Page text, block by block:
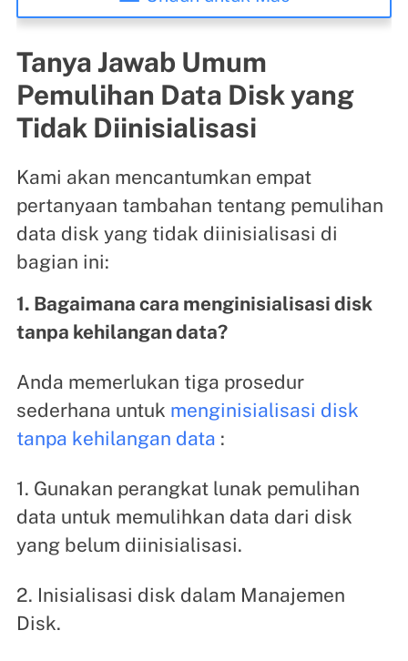
Tanya Jawab Umum
Pemulihan Data Disk yang
Tidak Diinisialisasi
Kami akan mencantumkan empat
pertanyaan tambahan tentang pemulihan
data disk yang tidak diinisialisasi di
bagian ini:
1. Bagaimana cara menginisialisasi disk
tanpa kehilangan data?
Anda memerlukan tiga prosedur
sederhana untuk menginisialisasi disk
tanpa kehilangan data :
1. Gunakan perangkat lunak pemulihan
data untuk memulihkan data dari disk
yang belum diinisialisasi.
2. Inisialisasi disk dalam Manajemen
Disk.